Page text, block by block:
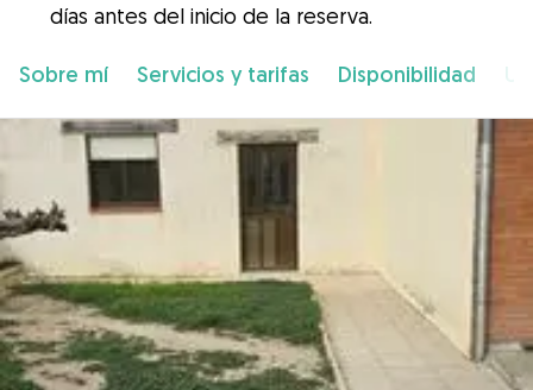
días antes del inicio de la reserva.
Sobre mí Servicios y tarifas Disponibilidad